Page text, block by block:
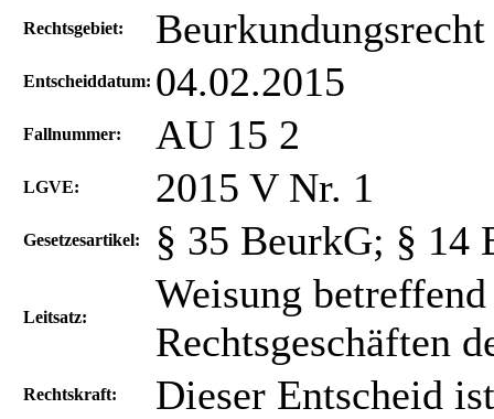
Rechtsgebiet: Beurkundungsrecht
Entscheiddatum: 04.02.2015
Fallnummer: AU 15 2
LGVE: 2015 V Nr. 1
Gesetzesartikel: § 35 BeurkG; § 14
Leitsatz:
Weisung
Rechtsgeschäften
Rechtskraft: Dieser Entscheid